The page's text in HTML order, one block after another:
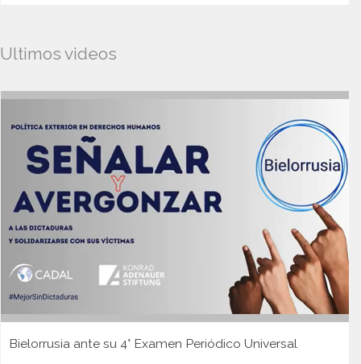
Ultimos videos
Bielorrusia ante su 4° Examen Periódico Universal